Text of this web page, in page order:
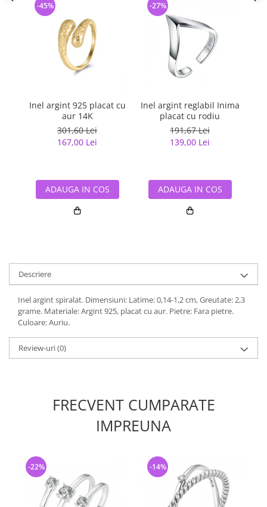
Inel argint 925 placat cu
aur 14K
301,60 Lei
167,00 Lei
-45%
ADAUGA IN COS
Inel argint reglabil Inima
placat cu rodiu
191,67 Lei
139,00 Lei
-27%
ADAUGA IN COS
Descriere
Inel argint spiralat. Dimensiuni: Latime: 0,14-1,2 cm, Greutate: 2,3
grame. Materiale: Argint 925, placat cu aur. Pietre: Fara pietre.
Culoare: Auriu.
Review-uri(0)
FRECVENT CUMPARATE
IMPREUNA
-22% -14%